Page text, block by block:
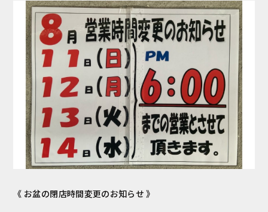
《 お盆の閉店時間変更のお知らせ 》